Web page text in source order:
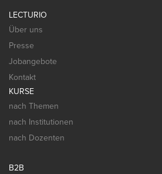
LECTURIO
Über uns
Presse
Jobangebote
Kontakt
KURSE
nach Themen
nach Institutionen
nach Dozenten
B2B